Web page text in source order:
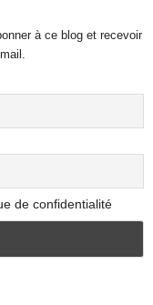
à ce blog et recevoir
de confidentialité